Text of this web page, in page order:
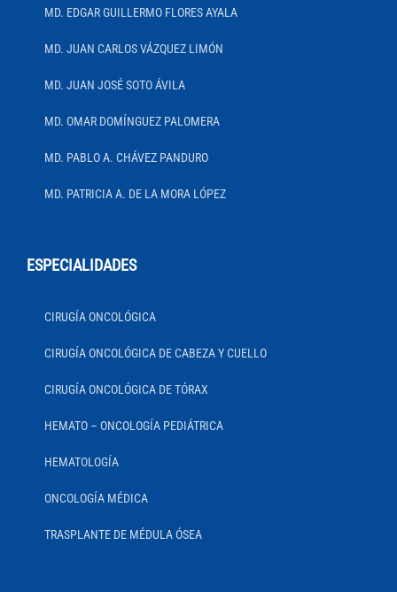
MD. EDGAR GUILLERMO FLORES AYALA
MD. JUAN CARLOS VÁZQUEZ LIMÓN
MD. JUAN JOSÉ SOTO ÁVILA
MD. OMAR DOMÍNGUEZ PALOMERA
MD. PABLO A. CHÁVEZ PANDURO
MD. PATRICIA A. DE LA MORA LÓPEZ
ESPECIALIDADES
CIRUGÍA ONCOLÓGICA
CIRUGÍA ONCOLÓGICA DE CABEZA Y CUELLO
CIRUGÍA ONCOLÓGICA DE TÓRAX
HEMATO – ONCOLOGÍA PEDIÁTRICA
HEMATOLOGÍA
ONCOLOGÍA MÉDICA
TRASPLANTE DE MÉDULA ÓSEA